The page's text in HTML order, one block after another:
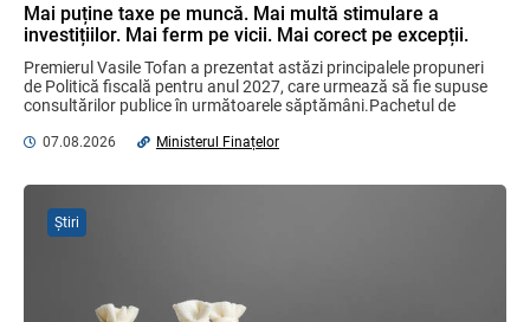
Domenii supuse controalelor fiscale
operative în luna august 2026
05.08.2026 Serviciul Fiscal de Stat
Бухгалтерские и Налоговые
Mai puține taxe pe muncă. Mai multă stimulare a
investițiilor. Mai ferm pe vicii. Mai corect pe excepții.
Premierul Vasile Tofan a prezentat astăzi principalele propuneri
de Politică fiscală pentru anul 2027, care urmează să fie supuse
consultărilor publice în următoarele săptămâni.Pachetul de
07.08.2026 Ministerul Finațelor
Știri